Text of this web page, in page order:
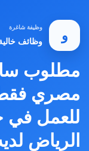
و
وظيفة شاغرة
وظائف
مطلوب
مصري
للعمل في
الرياض